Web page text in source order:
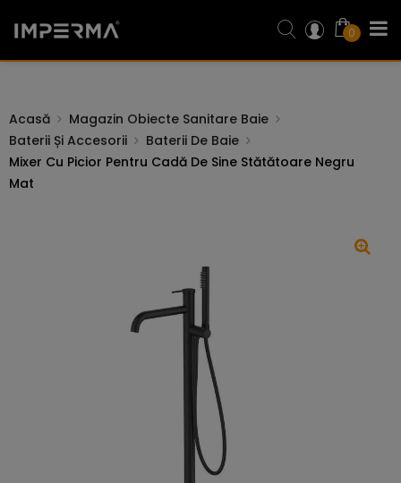
0
Acasă
Magazin Obiecte Sanitare Baie
Baterii Și Accesorii
Baterii De Baie
Mixer Cu Picior Pentru Cadă De Sine Stătătoare Negru
Mat